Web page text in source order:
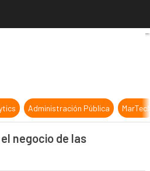
à Trois»en el negocio de
Administración Pública
negocio de las